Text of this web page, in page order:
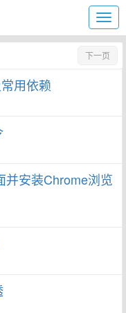
下一页
用依赖
并安装Chrome浏览